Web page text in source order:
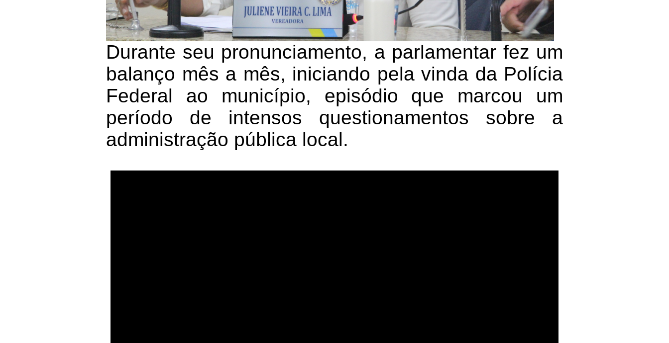
Durante seu pronunciamento, a parlamentar fez um
balanço mês a mês, iniciando pela vinda da Polícia
Federal ao município, episódio que marcou um
período de intensos questionamentos sobre a
administração pública local.